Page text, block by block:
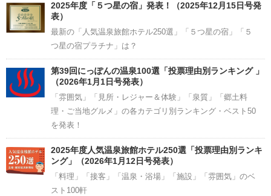
2025年度「５つ星の宿」発表！（2025年12月15日号発
表）
最新の「人気温泉旅館ホテル250選」「５つ星の宿」「５
つ星の宿プラチナ」は？
第39回にっぽんの温泉100選「投票理由別ランキング 」
（2026年1月1日号発表）
「雰囲気」「見所・レジャー＆体験」「泉質」「郷土料
理・ご当地グルメ」の各カテゴリ別ランキング・ベスト50
を発表！
2025年度人気温泉旅館ホテル250選「投票理由別ランキ
ング」（2026年1月12日号発表）
「料理」「接客」「温泉・浴場」「施設」「雰囲気」のベ
スト100軒